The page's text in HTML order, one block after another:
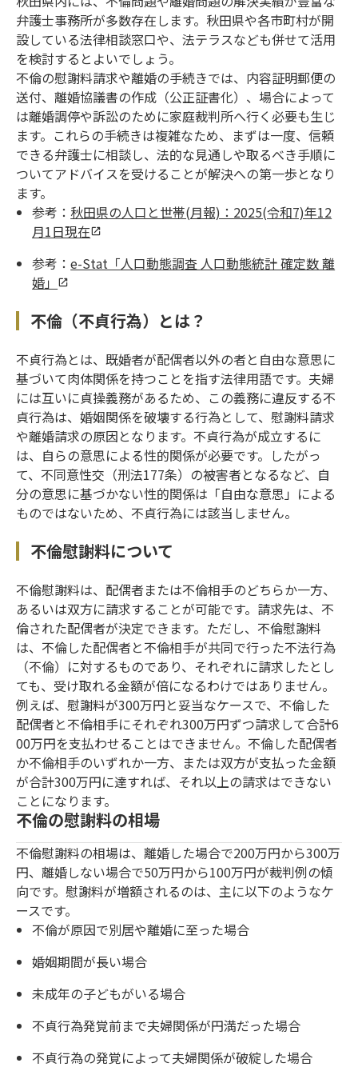
弁護士事務所が多数存在します。秋田県や各市町村が開
設している法律相談窓口や、法テラスなども併せて活用
を検討するとよいでしょう。
不倫の慰謝料請求や離婚の手続きでは、内容証明郵便の
送付、離婚協議書の作成（公正証書化）、場合によって
は離婚調停や訴訟のために家庭裁判所へ行く必要も生じ
ます。これらの手続きは複雑なため、まずは一度、信頼
できる弁護士に相談し、法的な見通しや取るべき手順に
ついてアドバイスを受けることが解決への第一歩となり
ます。
参考： 秋田県の人口と世帯(月報)：2025(令和7)年12
月1日現在
参考：e-Stat「人口動態調査 人口動態統計 確定数 離
婚」
不倫（不貞行為）とは？
不貞行為とは、既婚者が配偶者以外の者と自由な意思に
基づいて肉体関係を持つことを指す法律用語です。夫婦
には互いに貞操義務があるため、この義務に違反する不
貞行為は、婚姻関係を破壊する行為として、慰謝料請求
や離婚請求の原因となります。不貞行為が成立するに
は、自らの意思による性的関係が必要です。したがっ
て、不同意性交（刑法177条）の被害者となるなど、自
分の意思に基づかない性的関係は「自由な意思」による
ものではないため、不貞行為には該当しません。
不倫慰謝料について
不倫慰謝料は、配偶者または不倫相手のどちらか一方、
あるいは双方に請求することが可能です。請求先は、不
倫された配偶者が決定できます。ただし、不倫慰謝料
は、不倫した配偶者と不倫相手が共同で行った不法行為
（不倫）に対するものであり、それぞれに請求したとし
ても、受け取れる金額が倍になるわけではありません。
例えば、慰謝料が300万円と妥当なケースで、不倫した
配偶者と不倫相手にそれぞれ300万円ずつ請求して合計6
00万円を支払わせることはできません。不倫した配偶者
か不倫相手のいずれか一方、または双方が支払った金額
が合計300万円に達すれば、それ以上の請求はできない
ことになります。
不倫の慰謝料の相場
不倫慰謝料の相場は、離婚した場合で200万円から300万
円、離婚しない場合で50万円から100万円が裁判例の傾
向です。慰謝料が増額されるのは、主に以下のようなケ
ースです。
不倫が原因で別居や離婚に至った場合
婚姻期間が長い場合
未成年の子どもがいる場合
不貞行為発覚前まで夫婦関係が円満だった場合
不貞行為の発覚によって夫婦関係が破綻した場合